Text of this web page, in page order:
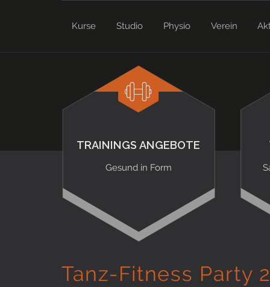
Kurse Studio Physio Verein
TRAININGS ANGEBOTE
Gesund in Form
Tanz-Fitness Party